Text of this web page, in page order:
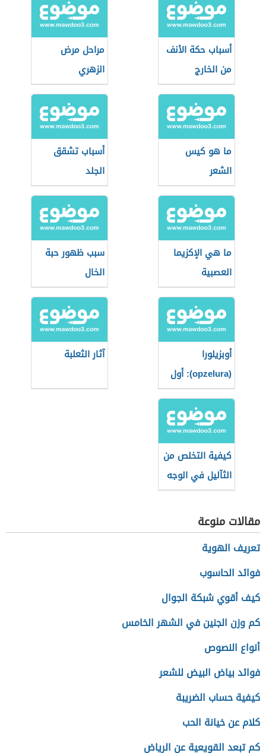
أسباب حكة الأنف
من الخارج
مراحل مرض
الزهري
ما هو كيس
الشعر
أسباب تشقق
الجلد
ما هي الإكزيما
العصبية
سبب ظهور حبة
الخال
أوبزيلورا
(opzelura): أول
دواء يُعيد التصبغ
لمرضى البهاق
آثار الثعلبة
كيفية التخلص من
الثآليل في الوجه
مقالات منوعة
تعريف الهوية
فوائد الحاسوب
كيف أقوي شبكة الجوال
كم وزن الجنين في الشهر الخامس
أنواع النصوص
فوائد بياض البيض للشعر
كيفية حساب الضريبة
كلام عن خيانة الحب
كم تبعد القويعية عن الرياض